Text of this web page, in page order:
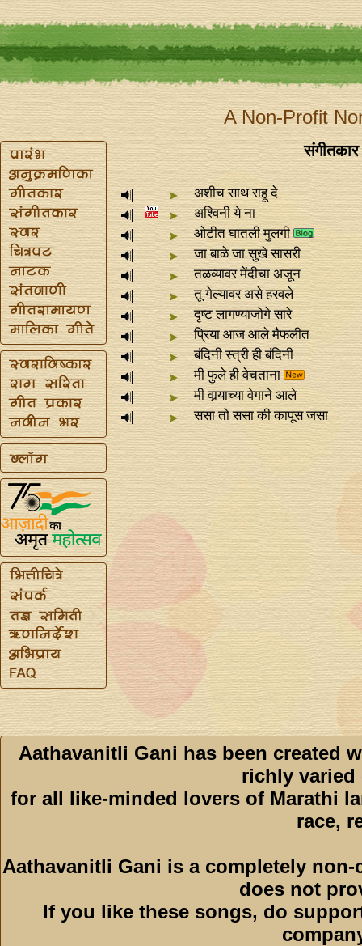
A Non-Profit
अशीच साथ राहू दे
अश्विनी ये ना
ओटीत घातली मुलगी
जा बाळे जा सुखे सासरी
तळव्यावर मेंदीचा अजून
तू गेल्यावर असे हरवले
दृष्ट लागण्याजोगे सारे
प्रिया आज आले मैफलीत
बंदिनी स्त्री ही बंदिनी
मी फुले ही वेचताना
मी वार्‍याच्या वेगाने आले
ससा तो ससा की कापूस जसा
Aathavanitli Gani has been created
richly varied
for all like-minded lovers of Marathi
race,
Aathavanitli Gani is a completely
does not
If you like these songs, do